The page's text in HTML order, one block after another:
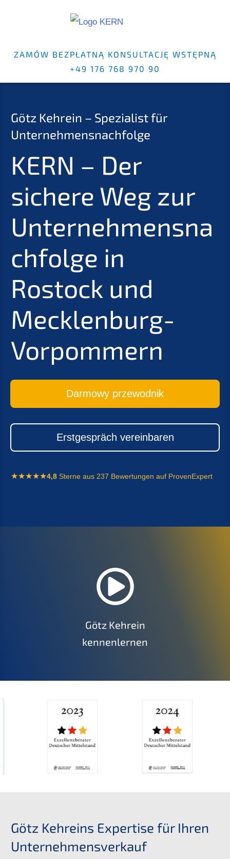
ZAMÓW BEZPŁATNĄ KONSULTACJĘ WSTĘPNĄ
+49 176 768 970 90
Götz Kehrein – Spezialist für
Unternehmensnachfolge
KERN – Der
sichere Weg zur
Unternehmensna
chfolge in
Rostock und
Mecklenburg-
Vorpommern
Darmowy przewodnik
Erstgespräch vereinbaren
4,8 Sterne aus 237 Bewertungen auf ProvenExpert
Götz Kehrein
kennenlernen
Götz Kehreins Expertise für Ihren
Unternehmensverkauf